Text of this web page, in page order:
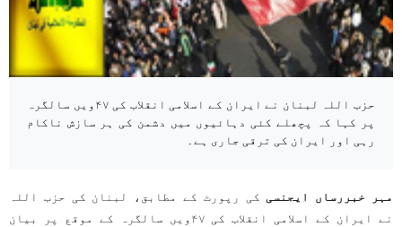
حزب اللہ لبنان نے ایران کے اسلامی انقلاب کی ۴۷ویں سالگرہ
پر کہا کہ پچھلے کئی دہائیوں میں دشمن کی ہر سازش ناکام
رہی اور ایران کی ترقی جاری ہے۔
مہر خبررساں ایجنسیکی رپورٹ کے مطابق، لبنان کی حزب اللہ
نے ایران کے اسلامی انقلاب کی ۴۷ویں سالگرہ کے موقع پر بیان